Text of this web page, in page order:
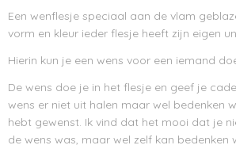
Een wenflesje speciaal aan de vlam
vorm en kleur ieder flesje heeft zijn eigen
Hierin kun je een wens voor een iemand
De wens doe je in het flesje en geef je
wens er niet uit halen maar wel bedenken
hebt gewenst. Ik vind dat het mooi dat je
de wens was, maar wel zelf kan bedenken